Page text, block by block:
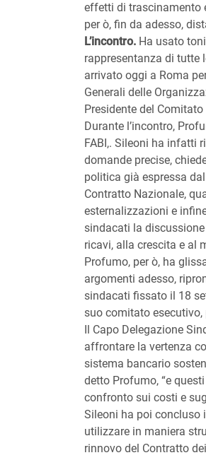
effetti di trascinamento
per ò, fin da adesso,
L’incontro. Ha usato
rappresentanza di tutte
arrivato oggi a Roma
Generali delle
Presidente del
Durante l’incontro,
FABI,. Sileoni ha infatti
domande precise,
politica già espressa
Contratto Nazionale,
esternalizzazioni e
sindacati la
ricavi, alla crescita e al
Profumo, per ò, ha
argomenti adesso,
sindacati fissato il 18
suo comitato
Il Capo Delegazione
affrontare la vertenza
sistema bancario
detto Profumo, “e
confronto sui costi e
Sileoni ha poi concluso
utilizzare in maniera
rinnovo del Contratto